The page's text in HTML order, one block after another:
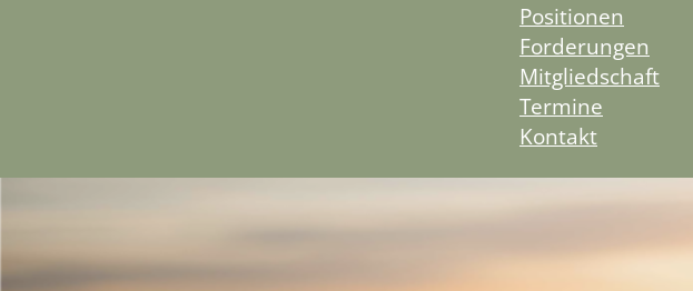
Positionen
Forderungen
Mitgliedschaft
Termine
Kontakt